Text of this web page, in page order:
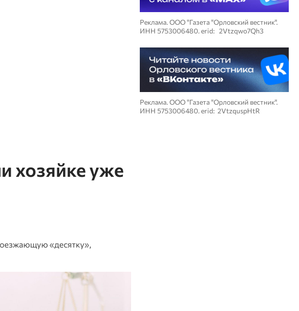
Реклама. ООО "Газета "Орловский вестник".
ИНН 5753006480. erid: 2Vtzqwo7Qh3
Реклама. ООО "Газета "Орловский вестник".
ИНН 5753006480. erid: 2VtzquspHtR
хозяйке уже
«десятку»,